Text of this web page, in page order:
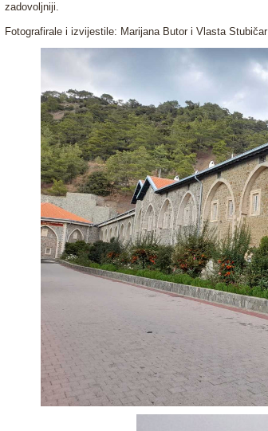
zadovoljniji.
Fotografirale i izvijestile: Marijana Butor i Vlasta Stubičar